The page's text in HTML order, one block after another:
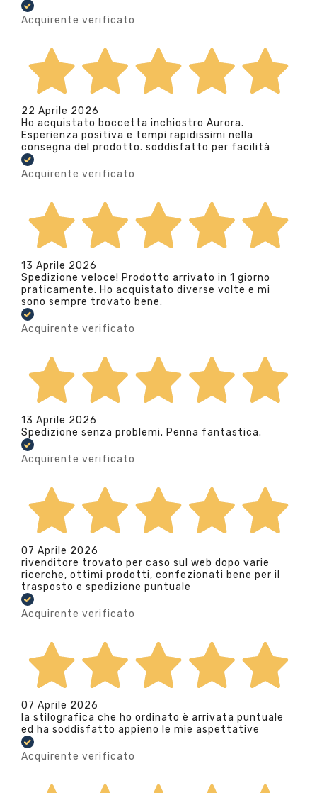
Acquirente verificato
22 Aprile 2026
Ho acquistato boccetta inchiostro Aurora.
Esperienza positiva e tempi rapidissimi nella
consegna del prodotto. soddisfatto per facilità
Acquirente verificato
13 Aprile 2026
Spedizione veloce! Prodotto arrivato in 1 giorno
praticamente. Ho acquistato diverse volte e mi
sono sempre trovato bene.
Acquirente verificato
13 Aprile 2026
Spedizione senza problemi. Penna fantastica.
Acquirente verificato
07 Aprile 2026
rivenditore trovato per caso sul web dopo varie
ricerche, ottimi prodotti, confezionati bene per il
trasposto e spedizione puntuale
Acquirente verificato
07 Aprile 2026
la stilografica che ho ordinato è arrivata puntuale
ed ha soddisfatto appieno le mie aspettative
Acquirente verificato